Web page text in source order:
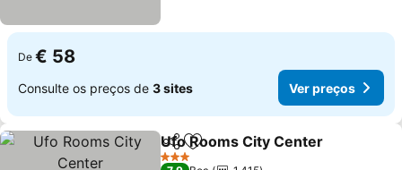
De € 58
Consulte os preços de 3 sites Ver preços
PartilharAdicionar aos favoritos
Ufo Rooms City Center
3 Estrelas